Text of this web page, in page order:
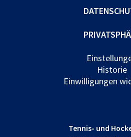
Historie
Einwilligungen
Tennis- und